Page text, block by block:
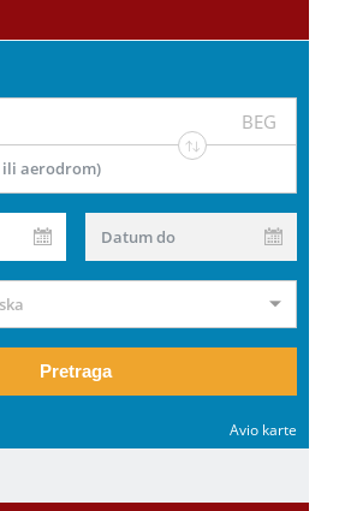
BEG
ili aerodrom)
Datum do
Pretraga
Avio karte